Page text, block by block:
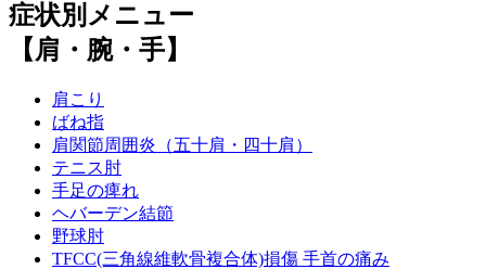
症状別メニュー
【肩・腕・手】
肩こり
ばね指
肩関節周囲炎（五十肩・四十肩）
テニス肘
手足の痺れ
ヘバーデン結節
野球肘
TFCC(三角線維軟骨複合体)損傷 手首の痛み